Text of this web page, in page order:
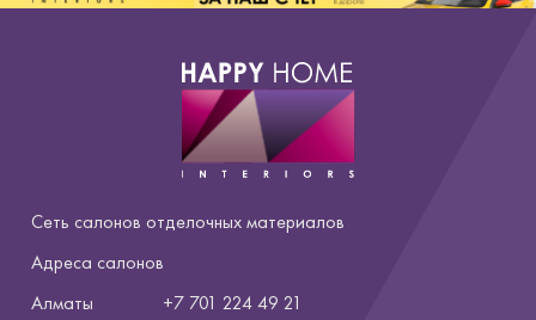
Сеть салонов отделочных материалов
Адреса салонов
Алматы
+7 701 224 49 21